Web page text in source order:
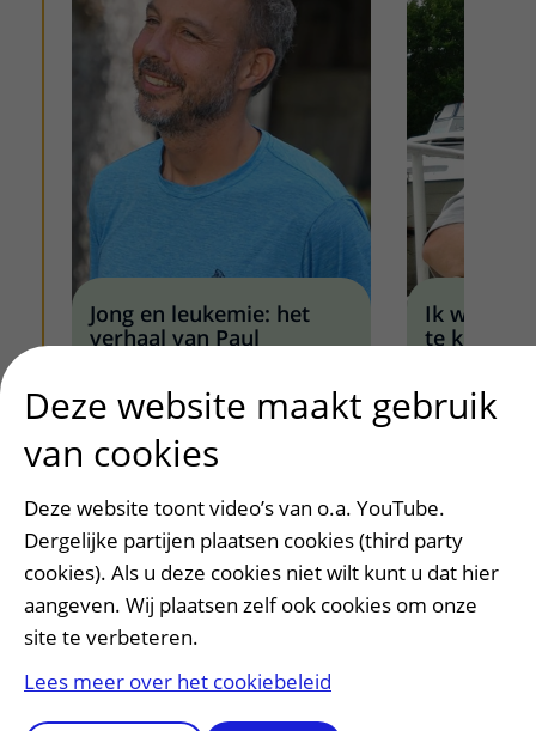
Jong en leukemie: het
verhaal van Paul
acute leukemie kreeg. Zijn
leven veranderde in één klap.
Nu, jaren later, kijkt hij terug én
vooruit.
Lees meer
Ik was te
te kunnen
de diagnose
Deze website maakt gebruik
van cookies
Deze website toont video’s van o.a. YouTube.
Dergelijke partijen plaatsen cookies (third party
cookies). Als u deze cookies niet wilt kunt u dat hier
aangeven. Wij plaatsen zelf ook cookies om onze
site te verbeteren.
Lees meer over het cookiebeleid